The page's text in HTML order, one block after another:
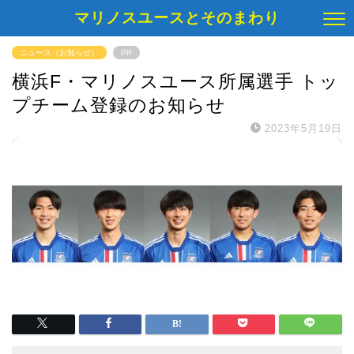
マリノスユースとそのまわり
ニュース（お知らせ） PR
横浜F・マリノスユース所属選手 トッ
プチーム登録のお知らせ
2023年5月19日